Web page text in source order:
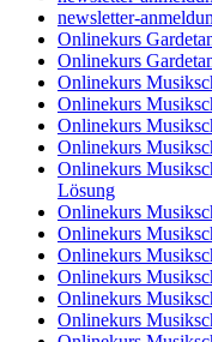
newsletter-
Onlinekurs
Onlinekurs
Onlinekurs
Onlinekurs
Onlinekurs
Onlinekurs
Onlinekurs
Lösung
Onlinekurs
Onlinekurs
Onlinekurs
Onlinekurs
Onlinekurs
Onlinekurs